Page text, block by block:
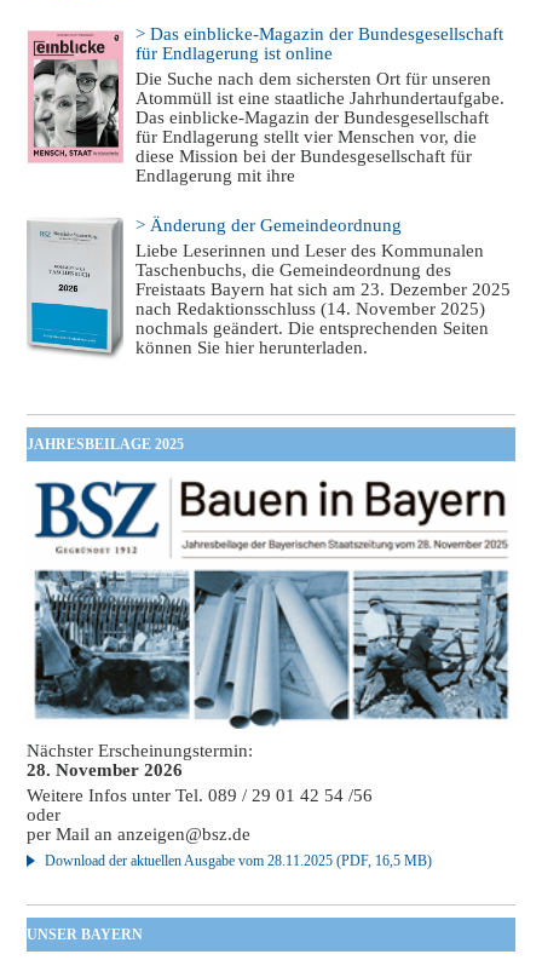
> Das einblicke-Magazin der Bundesgesellschaft
für Endlagerung ist online
Die Suche nach dem sichersten Ort für unseren
Atommüll ist eine staatliche Jahrhundertaufgabe.
Das einblicke-Magazin der Bundesgesellschaft
für Endlagerung stellt vier Menschen vor, die
diese Mission bei der Bundesgesellschaft für
Endlagerung mit ihre
> Änderung der Gemeindeordnung
Liebe Leserinnen und Leser des Kommunalen
Taschenbuchs, die Gemeindeordnung des
Freistaats Bayern hat sich am 23. Dezember 2025
nach Redaktionsschluss (14. November 2025)
nochmals geändert. Die entsprechenden Seiten
können Sie hier herunterladen.
JAHRESBEILAGE 2025
Nächster Erscheinungstermin:
28. November 2026
Weitere Infos unter Tel. 089 / 29 01 42 54 /56
oder
per Mail ananzeigen@bsz.de
Download der aktuellen Ausgabe vom 28.11.2025 (PDF, 16,5 MB)
UNSER BAYERN